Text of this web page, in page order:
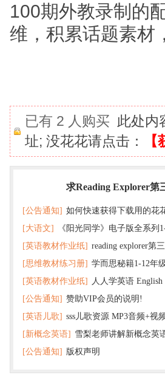
100期外教录制的
维，积累话题素材
已有 2 人购买 此处内
址; 没花花请点击：
求Reading Explorer第
[公告通知] 如何快速获得下载用的花
[大语文]
《阳光同学》电子版全系列
+英语
[英语教材作业纸] reading explorer第
+音频 百度云网盘下载
[思维教材练习册] 学而思秘籍1-12年
子版PDF全册 百度网盘
[英语教材作业纸] 人人学英语
版pdf 百度网盘下载
[公告通知] 赞助VIP会员的说明!
[英语儿歌] sss儿歌资源 MP3音频+视
百度云网盘下载
[新概念英语] 雪梨老师讲解新概念英
[公告通知] 版权声明